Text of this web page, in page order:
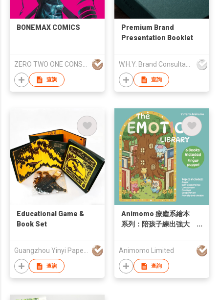
BONEMAX COMICS
查詢
Premium Brand
Presentation Booklet
查詢
Educational Game &
Book Set
Guangzhou Yinyi Paper Products Co., Ltd.
查詢
Animomo 療癒系繪本
系列：陪孩子練出強大
Animomo Limited
查詢